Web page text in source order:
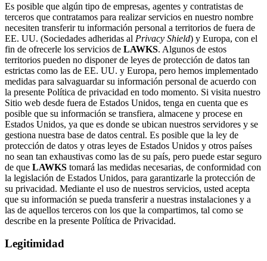
Es posible que algún tipo de empresas, agentes y contratistas de
terceros que contratamos para realizar servicios en nuestro nombre
necesiten transferir tu información personal a territorios de fuera de
EE. UU. (Sociedades adheridas al Privacy Shield) y Europa, con el
fin de ofrecerle los servicios de LAWKS. Algunos de estos
territorios pueden no disponer de leyes de protección de datos tan
estrictas como las de EE. UU. y Europa, pero hemos implementado
medidas para salvaguardar su información personal de acuerdo con
la presente Política de privacidad en todo momento. Si visita nuestro
Sitio web desde fuera de Estados Unidos, tenga en cuenta que es
posible que su información se transfiera, almacene y procese en
Estados Unidos, ya que es donde se ubican nuestros servidores y se
gestiona nuestra base de datos central. Es posible que la ley de
protección de datos y otras leyes de Estados Unidos y otros países
no sean tan exhaustivas como las de su país, pero puede estar seguro
de que LAWKS tomará las medidas necesarias, de conformidad con
la legislación de Estados Unidos, para garantizarle la protección de
su privacidad. Mediante el uso de nuestros servicios, usted acepta
que su información se pueda transferir a nuestras instalaciones y a
las de aquellos terceros con los que la compartimos, tal como se
describe en la presente Política de Privacidad.
Legitimidad